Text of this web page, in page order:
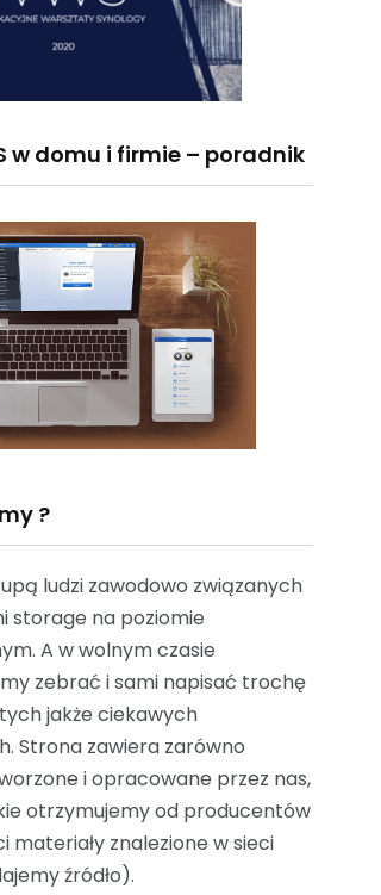
w domu i firmie – poradnik
?
ludzi zawodowo związanych
storage na poziomie
A w wolnym czasie
zebrać i sami napisać trochę
jakże ciekawych
Strona zawiera zarówno
i opracowane przez nas,
otrzymujemy od producentów
materiały znalezione w sieci
źródło).